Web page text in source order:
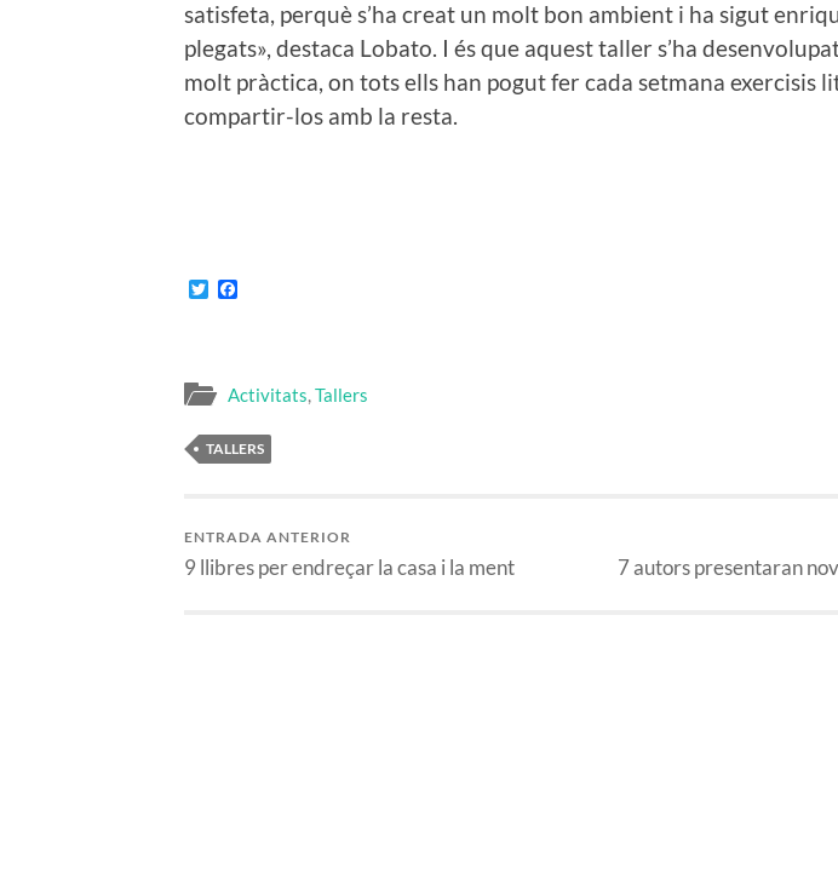
satisfeta, perquè s’ha creat un molt bon ambient i ha sigut
plegats», destaca Lobato. I és que aquest taller s’ha
molt pràctica, on tots ells han pogut fer cada setmana exercisis
compartir-los amb la resta.
Twitter
Activitats,Tallers
TALLERS
ENTRADA ANTERIOR
9 llibres per endreçar la casa i la ment 7 autors presentaran